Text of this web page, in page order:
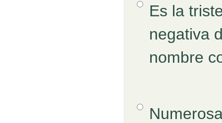
Opción 3Es la
negativa
nombre
Opción 4